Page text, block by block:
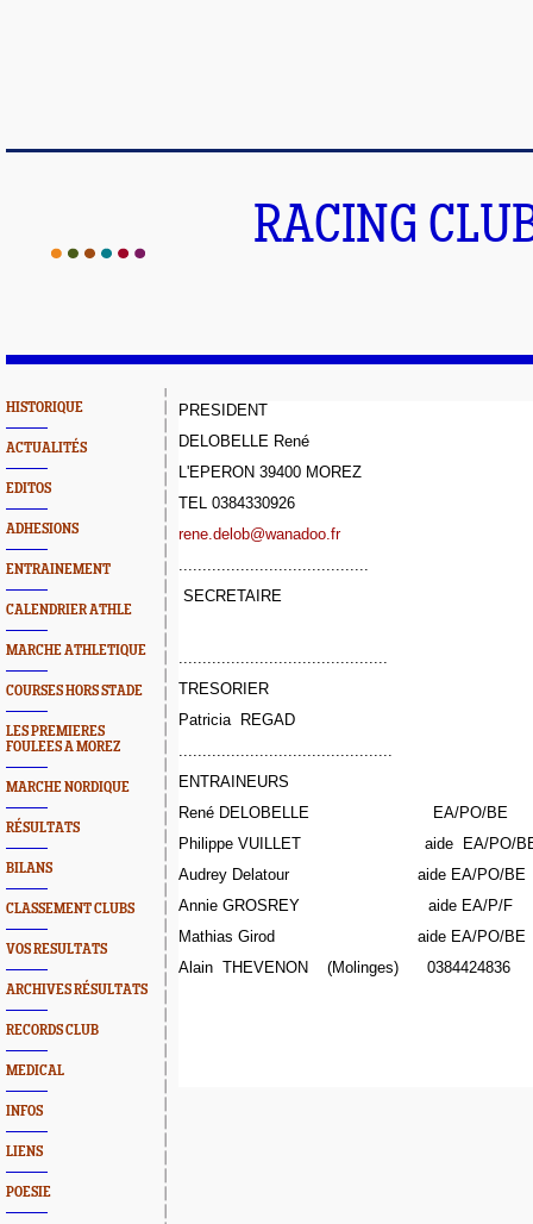
RACING
HISTORIQUE
ACTUALITÉS
EDITOS
ADHESIONS
ENTRAINEMENT
CALENDRIER ATHLE
MARCHE ATHLETIQUE
COURSES HORS STADE
LES PREMIERES
FOULEES A MOREZ
MARCHE NORDIQUE
RÉSULTATS
BILANS
CLASSEMENT CLUBS
VOS RESULTATS
ARCHIVES RÉSULTATS
RECORDS CLUB
MEDICAL
INFOS
LIENS
POESIE
PRESIDENT
DELOBELLE René
L'EPERON 39400 MOREZ
TEL 0384330926
rene.delob@wanadoo.fr
........................................
SECRETAIRE
............................................
TRESORIER
Patricia REGAD
.............................................
ENTRAINEURS
René DELOBELLE
Philippe VUILLET aide EA/PO/
Audrey Delatour aide EA/PO/
Annie GROSREY aide EA/P/F
Mathias Girod aide EA/PO/BE
Alain THEVENON (Molinges)